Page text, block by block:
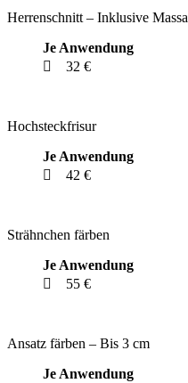
Herrenschnitt – Inklusive
Je Anwendung
32 €
Hochsteckfrisur
Je Anwendung
42 €
Strähnchen färben
Je Anwendung
55 €
Ansatz färben – Bis 3 cm
Je Anwendung